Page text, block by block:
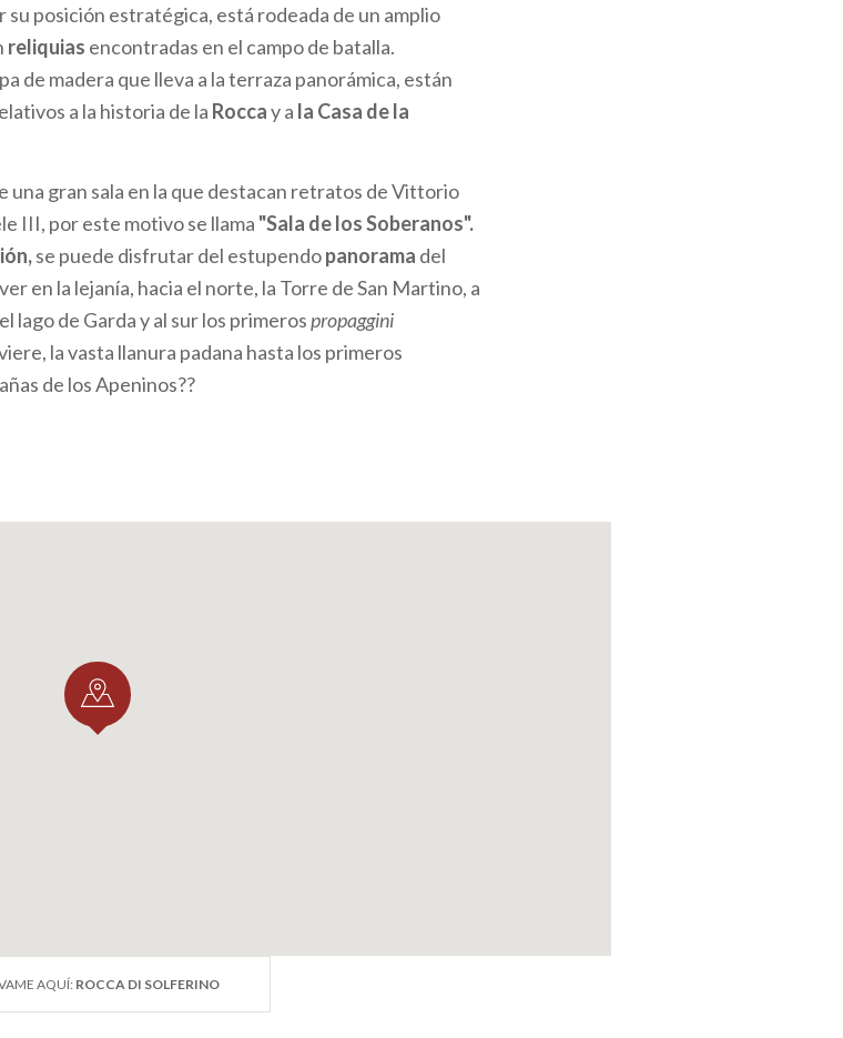
su posición estratégica, está rodeada de un amplio
reliquias encontradas en el campo de batalla.
de madera que lleva a la terraza panorámica, están
a la historia de la Roccay a la Casa de la
una gran sala en la que destacan retratos de Vittorio
III, por este motivo se llama "Sala de los Soberanos".
se puede disfrutar del estupendopanorama del
en la lejanía, hacia el norte, la Torre de San Martino, a
lago de Garda y al sur los primerospropaggini
la vasta llanura padana hasta los primeros
de los Apeninos??
AQUÍ: ROCCA DI SOLFERINO